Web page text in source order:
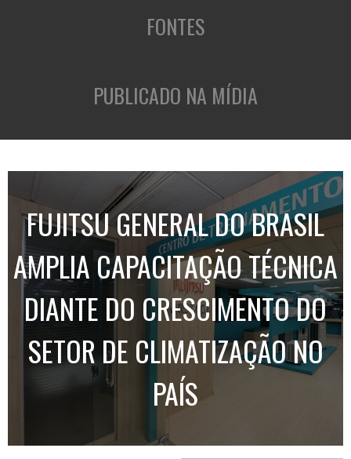
FONTES
PUBLICADO NA MÍDIA
FUJITSU GENERAL DO BRASIL
AMPLIA CAPACITAÇÃO TÉCNICA
DIANTE DO CRESCIMENTO DO
SETOR DE CLIMATIZAÇÃO NO
PAÍS